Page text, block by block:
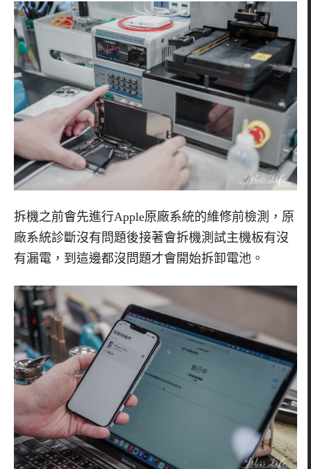
拆機之前會先進行Apple原廠系統的維修前檢測，原
廠系統診斷沒有問題後接著會拆機測試主機板有沒
有漏電，到這邊都沒問題才會開始拆卸電池。